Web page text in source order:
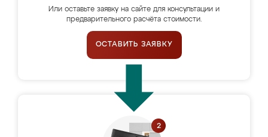
Или оставьте заявку на сайте для консультации и
предварительного расчёта стоимости.
ОСТАВИТЬ ЗАЯВКУ